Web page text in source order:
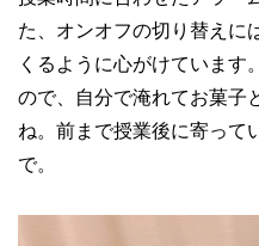
た、オンオフの切り替えに
くるように心がけています
ので、自分で淹れてお菓子
ね。前まで授業後に寄って
で。